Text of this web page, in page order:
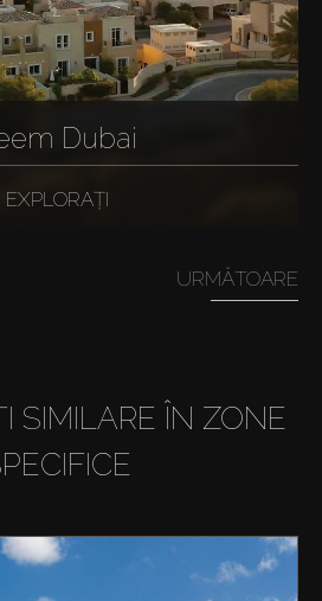
Dubai
EXPLORAȚI
URMĂTOARE
SIMILARE ÎN ZONE